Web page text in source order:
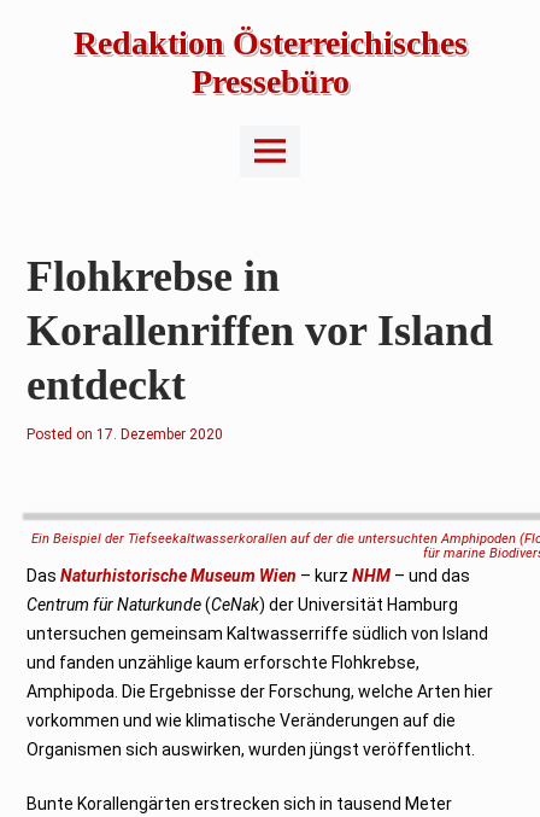
Redaktion Österreichisches
Pressebüro
Main
Menu
Flohkrebse in
Korallenriffen vor Island
entdeckt
Posted on1
z
m
e
2
0
2
17. Dezember 2020
Ein Beispiel der Tiefseekaltwasserkorallen auf der die untersuchten Amphipoden
für marine
DasNaturhistorische Museum Wien – kurzNHM – und das
Centrum für Naturkunde(CeNak) der Universität Hamburg
untersuchen gemeinsam Kaltwasserriffe südlich von Island
und fanden unzählige kaum erforschte Flohkrebse,
Amphipoda. Die Ergebnisse der Forschung, welche Arten hier
vorkommen und wie klimatische Veränderungen auf die
Organismen sich auswirken, wurden jüngst veröffentlicht.
Bunte Korallengärten erstrecken sich in tausend Meter